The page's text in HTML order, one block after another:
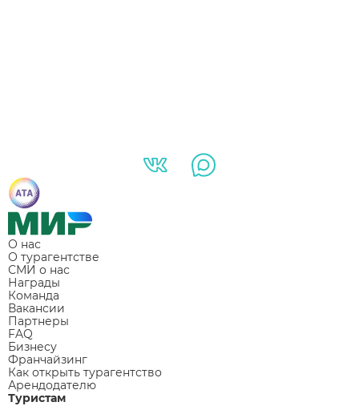
О нас
О турагентстве
СМИ о нас
Награды
Команда
Вакансии
Партнеры
FAQ
Бизнесу
Франчайзинг
Как открыть турагентство
Арендодателю
Туристам